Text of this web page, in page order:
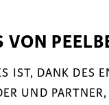
IST, DANK DES
UND